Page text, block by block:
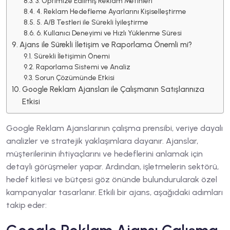
4. Reklam Hedefleme Ayarlarını Kişiselleştirme
5. A/B Testleri ile Sürekli İyileştirme
6. Kullanıcı Deneyimi ve Hızlı Yüklenme Süresi
Ajans ile Sürekli İletişim ve Raporlama Önemli mi?
Sürekli İletişimin Önemi
Raporlama Sistemi ve Analiz
Sorun Çözümünde Etkisi
Google Reklam Ajansları ile Çalışmanın Satışlarınıza
Etkisi
Google Reklam Ajanslarının çalışma prensibi, veriye dayalı
analizler ve stratejik yaklaşımlara dayanır. Ajanslar,
müşterilerinin ihtiyaçlarını ve hedeflerini anlamak için
detaylı görüşmeler yapar. Ardından, işletmelerin sektörü,
hedef kitlesi ve bütçesi göz önünde bulundurularak özel
kampanyalar tasarlanır. Etkili bir ajans, aşağıdaki adımları
takip eder: